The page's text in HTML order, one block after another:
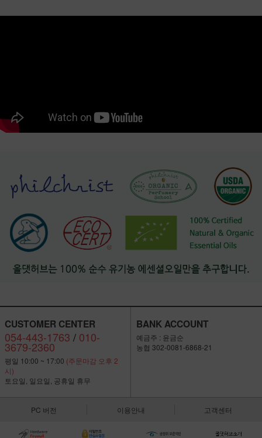
CUSTOMER CENTER
054-443-1763 / 010-
3679-2360
평일 10:00 ~ 17:00 (주문마감 오후 2
시)
토요일, 일요일, 공휴일 휴무
BANK ACCOUNT
예금주 : 윤금순
농협 302-0081-6868-21
PC 버전 이용안내 고객센터